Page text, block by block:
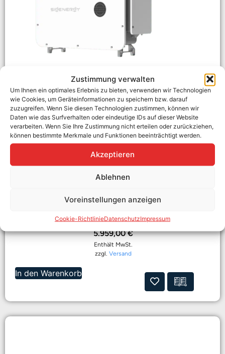
Zustimmung verwalten
Um Ihnen ein optimales Erlebnis zu bieten, verwenden wir Technologien
wie Cookies, um Geräteinformationen zu speichern bzw. darauf
zuzugreifen. Wenn Sie diesen Technologien zustimmen, können wir
Daten wie das Surfverhalten oder eindeutige IDs auf dieser Website
verarbeiten. Wenn Sie Ihre Zustimmung nicht erteilen oder zurückziehen,
können bestimmte Merkmale und Funktionen beeinträchtigt werden.
Akzeptieren
Ablehnen
Voreinstellungen anzeigen
Cookie-RichtlinieDatenschutzImpressum
Sigenergy Hybrid Wechselrichter 60kW mit Backup
Hersteller:
Sigenergy
Hersteller Art. Nr.:
11010200
Spannungsbereich:
160 – 1000 Volt
3
MPP-Tracker:
5
WLAN, Ethernet, RS485, 4G/3G
DE20777619
Ab Lager verfügbar
5.959,00€
Enthält MwSt.
zzgl. Versand
In den Warenkorb